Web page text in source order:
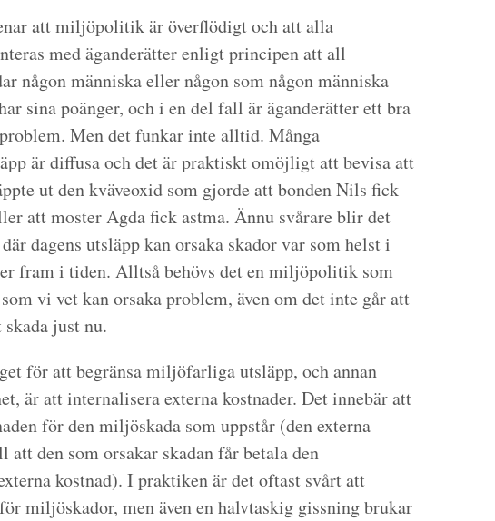
att miljöpolitik är överflödigt och att alla
med äganderätter enligt principen att all
någon människa eller någon som någon människa
sina poänger, och i en del fall är äganderätter ett bra
Men det funkar inte alltid. Många
är diffusa och det är praktiskt omöjligt att bevisa att
ut den kväveoxid som gjorde att bonden Nils fick
att moster Agda fick astma. Ännu svårare blir det
dagens utsläpp kan orsaka skador var som helst i
fram i tiden. Alltså behövs det en miljöpolitik som
vi vet kan orsaka problem, även om det inte går att
just nu.
för att begränsa miljöfarliga utsläpp, och annan
är att internalisera externa kostnader. Det innebär att
för den miljöskada som uppstår (den externa
att den som orsakar skadan får betala den
kostnad). I praktiken är det oftast svårt att
miljöskador, men även en halvtaskig gissning brukar